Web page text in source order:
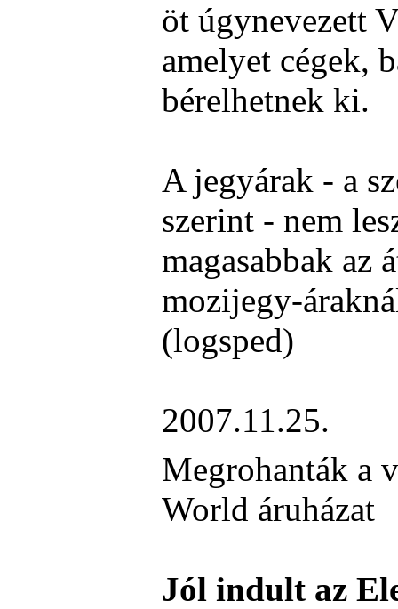
öt úgynevezett
amelyet cégek,
bérelhetnek ki.
A jegyárak - a
szerint - nem
magasabbak az
mozijegy-
(logsped)
2007.11.25.
Megrohanták a
World áruházat
Jól indult az